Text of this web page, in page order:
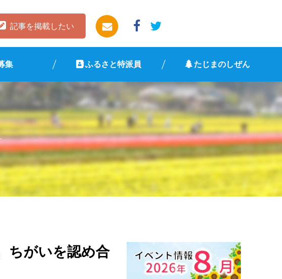
記事を掲載したい
集 ふるさと特派員 たじまのしぜん
ちがいを認め合